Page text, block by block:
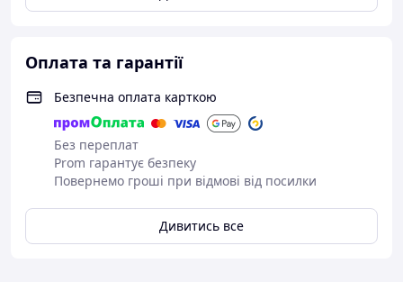
Оплата та гарантії
Безпечна оплата карткою
Без переплат
Prom гарантує безпеку
Повернемо гроші при відмові від посилки
Дивитись все